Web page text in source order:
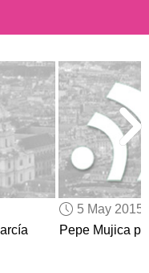
(Spain)
(Latino)
LICENSES
5 May 2015
Pepe Mujica